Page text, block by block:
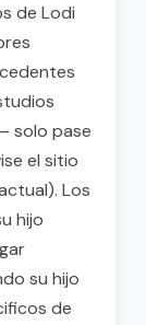
de Lodi
solo pase
el sitio
Los
hijo
su hijo
de